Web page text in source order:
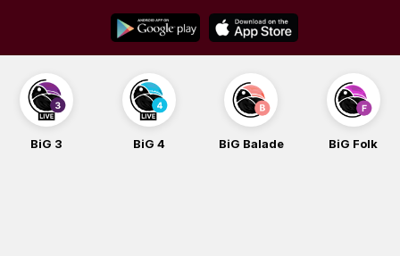
content
BiG 3 BiG 4 BiG Balade BiG Folk